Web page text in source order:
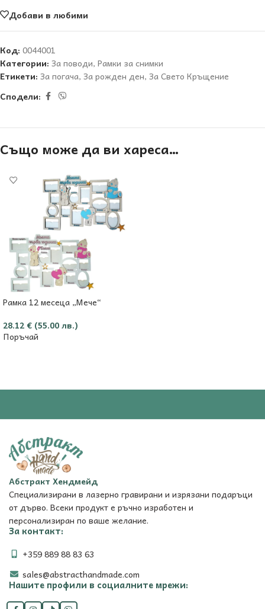
Добави в любими
Код: 0044001
Категории: За поводи, Рамки за снимки
Етикети: За погача, За рожден ден, За Свето Кръщение
Сподели:
Също може да ви хареса…
Рамка 12 месеца „Мече“
28.12 € (55.00 лв.)
Поръчай
Абстракт Хендмейд
Специализирани в лазерно гравирани и изрязани подаръци
от дърво. Всеки продукт е ръчно изработен и
персонализиран по ваше желание.
За контакт:
+359 889 88 83 63
sales@abstracthandmade.com
Нашите профили в социалните мрежи: